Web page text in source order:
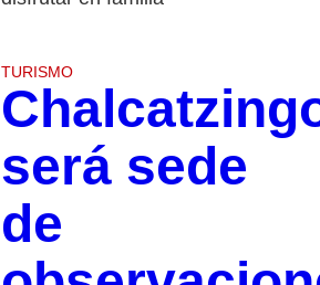
TURISMO
será sede
de